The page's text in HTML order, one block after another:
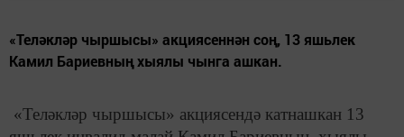
«Теләкләр чыршысы» акциясеннән соң, 13 яшьлек
Камил Бариевның хыялы чынга ашкан.
«Теләкләр чыршысы» акциясендә катнашкан 13